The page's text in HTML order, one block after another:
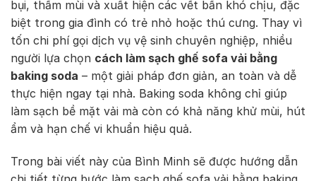
bụi, thấm mùi và xuất hiện các vết bẩn khó chịu, đặc
biệt trong gia đình có trẻ nhỏ hoặc thú cưng. Thay vì
tốn chi phí gọi dịch vụ vệ sinh chuyên nghiệp, nhiều
người lựa chọn cách làm sạch ghế sofa vải bằng
baking soda – một giải pháp đơn giản, an toàn và dễ
thực hiện ngay tại nhà. Baking soda không chỉ giúp
làm sạch bề mặt vải mà còn có khả năng khử mùi, hút
ẩm và hạn chế vi khuẩn hiệu quả.
Trong bài viết này của Bình Minh sẽ được hướng dẫn